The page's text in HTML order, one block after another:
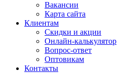
Вакансии
Карта сайта
Клиентам
Скидки и акции
Онлайн-калькулятор
Вопрос-ответ
Оптовикам
Контакты